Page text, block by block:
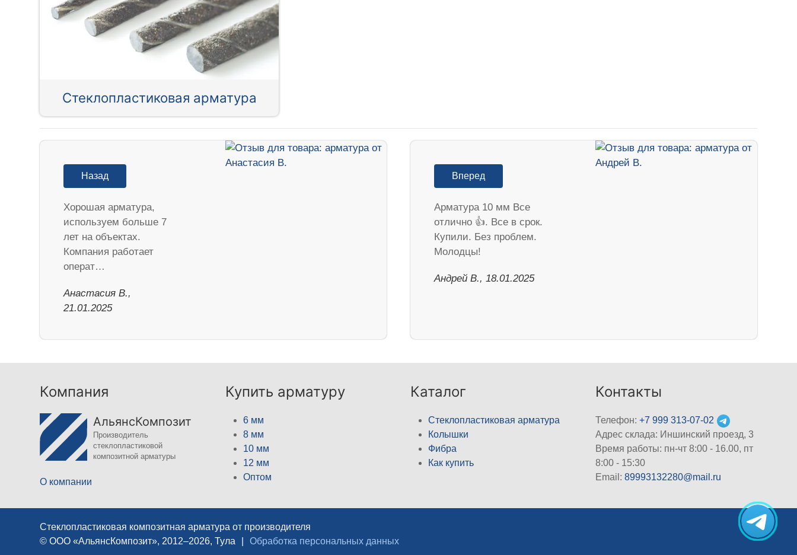
Стеклопластиковая арматура
Назад
Хорошая арматура,
используем больше 7
лет на объектах.
Компания работает
операт…
Анастасия В.,
21.01.2025
Вперед
Арматура 10 мм Все
отлично 👍. Все в срок.
Купили. Без проблем.
Молодцы!
Андрей В., 18.01.2025
Компания
АльянсКомпозит
Производитель
стеклопластиковой
композитной арматуры
О компании
Купить арматуру
6 мм
8 мм
10 мм
12 мм
Оптом
Каталог
Стеклопластиковая арматура
Колышки
Фибра
Как купить
Контакты
Телефон:+7 999 313-07-02
Адрес склада: Иншинский проезд, 3
Время работы: пн-чт 8:00 - 16.00, пт
8:00 - 15:30
Email:89993132280@mail.ru
Стеклопластиковая композитная арматура от производителя
© ООО «АльянсКомпозит», 2012–2026, Тула
Обработка персональных данных